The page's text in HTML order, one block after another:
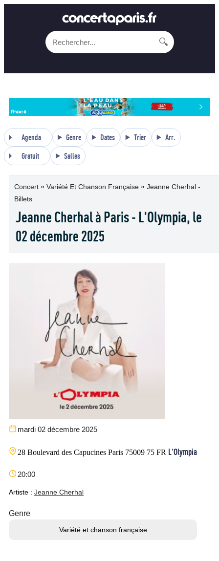
🔍
Agenda Genre Dates Trier Arr.
Gratuit Salles
Concert » Variété Et Chanson Française » Jeanne Cherhal -
Billets
Jeanne Cherhal à Paris - L'Olympia, le
02 décembre 2025
mardi 02 décembre 2025
28 Boulevard des Capucines Paris 75009 75 FR L'Olympia
20:00
Artiste : Jeanne Cherhal
Genre
Variété et chanson française